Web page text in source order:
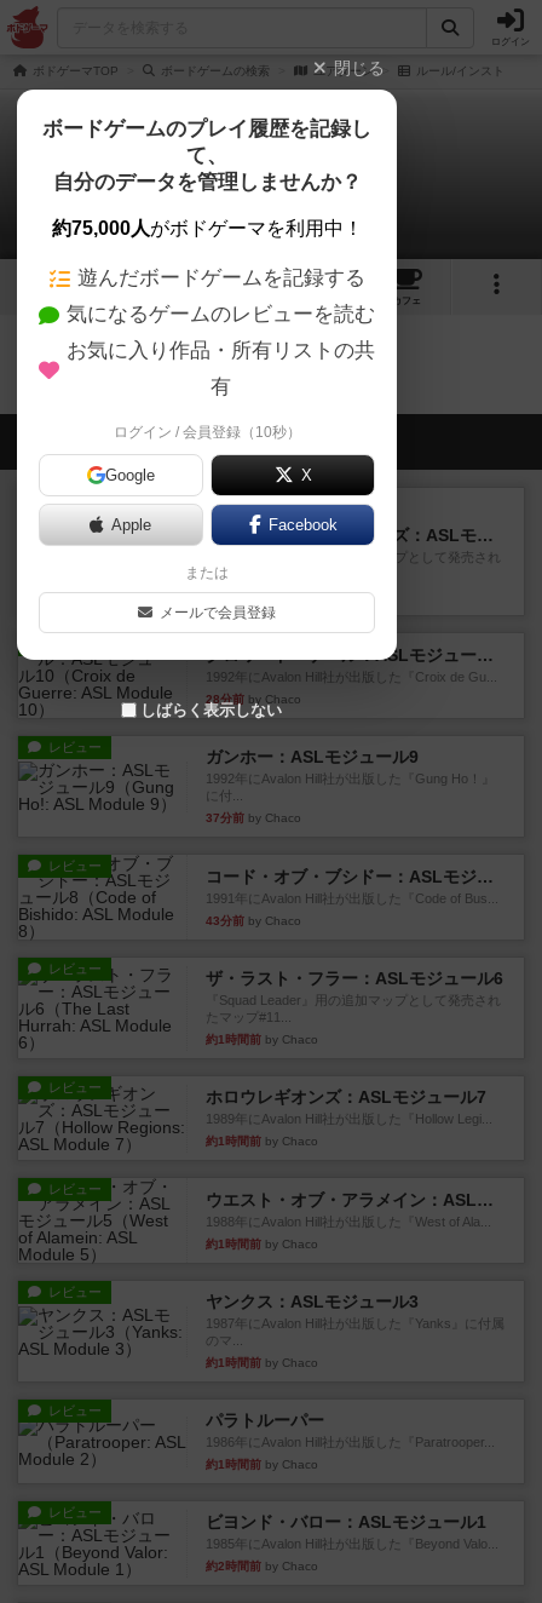
ログイン
ボドゲーマTOP ボードゲームの検索 ユアターン ルール/インスト
ユアターン
0件のルール/インスト
1 2
カフェ
ユアターンのトップに戻る
会員の新しい投稿
レビュー
ドゥームド・バタリオンズ：ASLモジュール11
『Squad Leader』用の追加マップとして発売され
たマップの#9...
16分前by Chaco
クロワ・ド・ゲール：ASLモジュール10
1992年にAvalon Hill社が出版した『Croix de Gu...
28分前 by Chaco
レビュー ガンホー：ASLモジュール9
1992年にAvalon Hill社が出版した『Gung Ho！』
に付...
37分前 by Chaco
レビュー
コード・オブ・ブシドー：ASLモジュール8
1991年にAvalon Hill社が出版した『Code of Bus...
43分前 by Chaco
レビュー ザ・ラスト・フラー：ASLモジュール6
『Squad Leader』用の追加マップとして発売され
たマップ#11...
約1時間前 by Chaco
レビュー ホロウレギオンズ：ASLモジュール7
1989年にAvalon Hill社が出版した『Hollow Legi...
約1時間前 by Chaco
レビュー
ウエスト・オブ・アラメイン：ASLモジュール5
1988年にAvalon Hill社が出版した『West of Ala...
約1時間前 by Chaco
レビュー ヤンクス：ASLモジュール3
1987年にAvalon Hill社が出版した『Yanks』に付属
のマ...
約1時間前 by Chaco
レビュー パラトルーパー
1986年にAvalon Hill社が出版した『Paratrooper...
約1時間前 by Chaco
レビュー ビヨンド・バロー：ASLモジュール1
1985年にAvalon Hill社が出版した『Beyond Valo...
約2時間前 by Chaco
閉じる
ボードゲームのプレイ履歴を記録し
て、
自分のデータを管理しませんか？
約75,000人がボドゲーマを利用中！
遊んだボードゲームを記録する
気になるゲームのレビューを読む
お気に入り作品・所有リストの共
有
ログイン / 会員登録（10秒）
Google X
Apple Facebook
または
メールで会員登録
しばらく表示しない